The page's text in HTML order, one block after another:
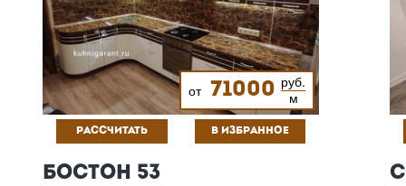
от 71000 руб.
м
РАССЧИТАТЬ В ИЗБРАННОЕ
БОСТОН 53